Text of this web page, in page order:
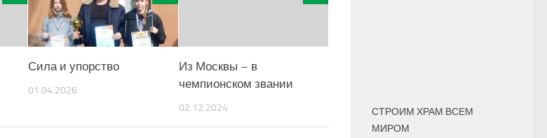
Сила и упорство
01.04.2026
Из Москвы – в
чемпионском звании
02.12.2024
СТРОИМ ХРАМ ВСЕМ
МИРОМ